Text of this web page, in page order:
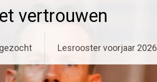
vertrouwen
Lesrooster voorjaar 2026